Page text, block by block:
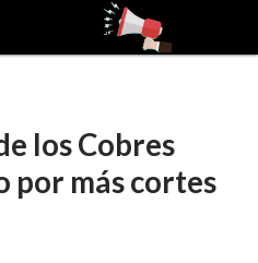
los Cobres
por más cortes